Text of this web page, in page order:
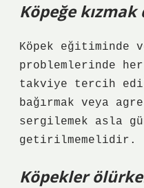
Köpeğe
Köpek eğitiminde
problemlerinde
takviye tercih
bağırmak veya
sergilemek asla
getirilmemelidir.
Köpekler